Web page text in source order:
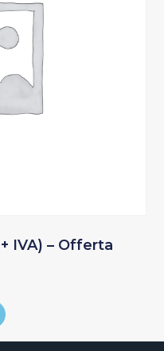
IVA) – Offerta